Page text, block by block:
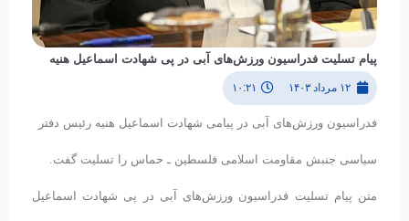
پیام تسلیت فدراسیون ورزش‌های آبی در پی شهادت اسماعیل هنیه
۱۲ مرداد ۱۴۰۳ ۱۰:۲۱
فدراسیون ورزش‌های آبی در پیامی شهادت اسماعیل هنیه رئیس دفتر
سیاسی جنبش مقاومت اسلامی فلسطین ـ حماس را تسلیت گفت.
متن پیام تسلیت فدراسیون ورزش‌های آبی در پی شهادت اسماعیل